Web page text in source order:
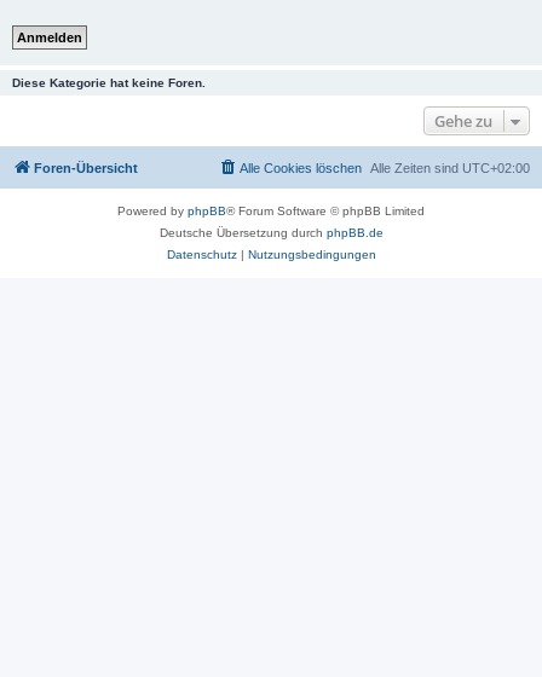
Diese Kategorie hat keine Foren.
Gehe zu
Foren-Übersicht Alle Zeiten sind UTC+02:00
Alle Cookies löschen
Powered by phpBB® Forum Software © phpBB Limited
Deutsche Übersetzung durch phpBB.de
Datenschutz| Nutzungsbedingungen